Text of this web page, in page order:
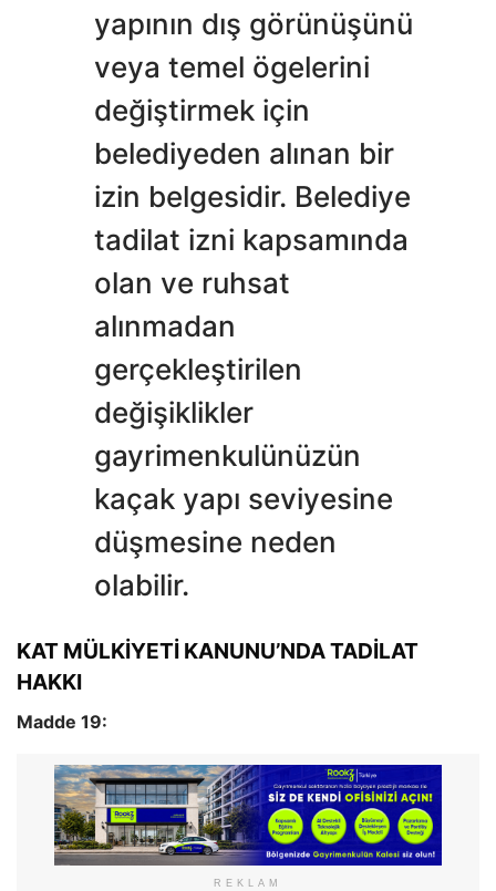
yapının dış görünüşünü
veya temel ögelerini
değiştirmek için
belediyeden alınan bir
izin belgesidir. Belediye
tadilat izni kapsamında
olan ve ruhsat
alınmadan
gerçekleştirilen
değişiklikler
gayrimenkulünüzün
kaçak yapı seviyesine
düşmesine neden
olabilir.
KAT MÜLKİYETİ KANUNU’NDA TADİLAT
HAKKI
Madde 19:
REKLAM